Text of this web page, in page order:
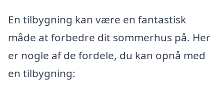
En tilbygning kan være en fantastisk
måde at forbedre dit sommerhus på. Her
er nogle af de fordele, du kan opnå med
en tilbygning: